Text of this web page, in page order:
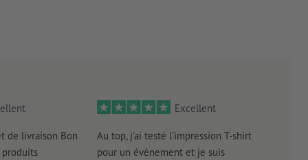
de livraison Bon
Excellent
Au top, j'ai testé l'impression T-shirt
pour un évènement et je suis